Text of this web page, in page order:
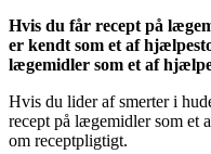
Hvis du får recept på
er kendt som et af
lægemidler som et af
Hvis du lider af smerter i
recept på lægemidler som et
om receptpligtigt.